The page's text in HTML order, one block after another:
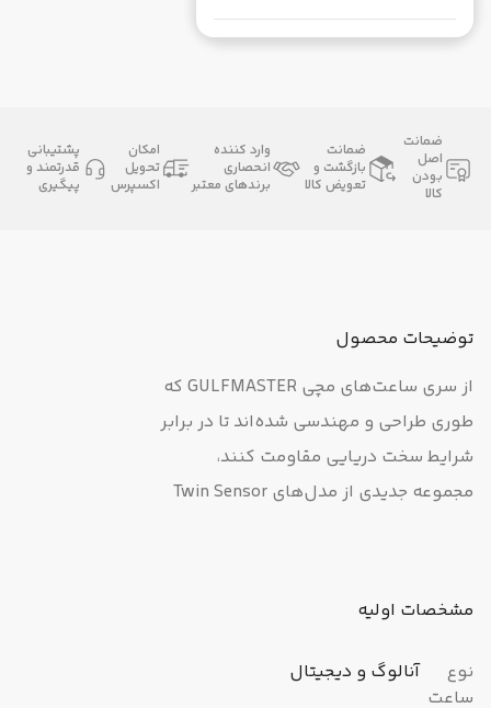
ضمانت
اصل
بودن
کالا
ضمانت
بازگشت و
تعویض کالا
وارد کننده
انحصاری
برندهای معتبر
امکان
تحویل
اکسپرس
پشتیبانی
قدرتمند و
پیگیری
توضیحات محصول
از سری ساعت‌های مچی GULFMASTER که
طوری طراحی و مهندسی شده‌اند تا در برابر
شرایط سخت دریایی مقاومت کنند،
مجموعه جدیدی از مدل‌های Twin Sensor
مداوم 60 ثانیه‌ای به شما کمک تا مسیر
را از محیط اطرافتان مطلع می‌سازد. ویژگی
مشخصات اولیه
نوع
ساعت
آنالوگ و دیجیتال